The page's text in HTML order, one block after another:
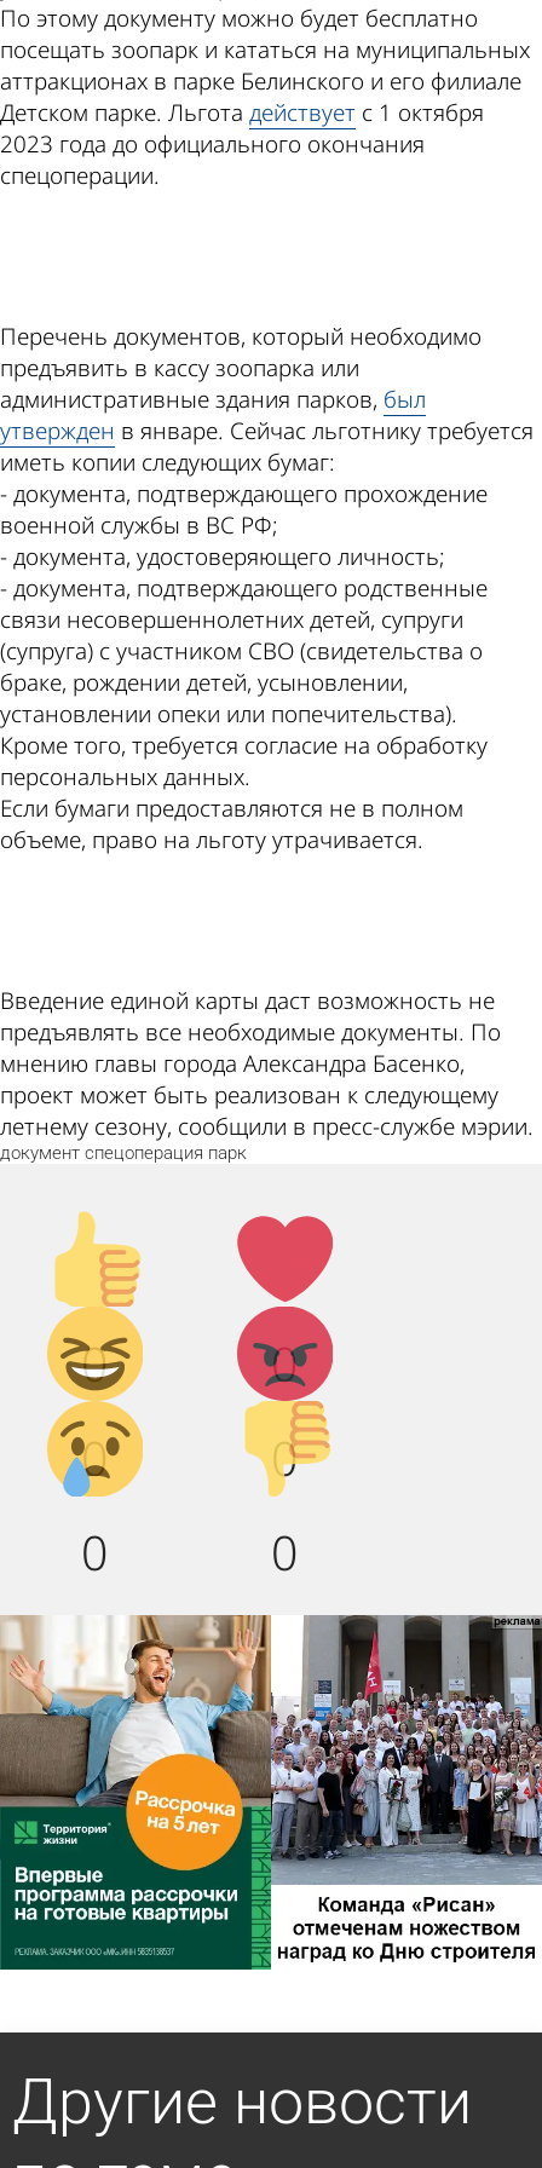
По этому документу можно будет бесплатно
посещать зоопарк и кататься на муниципальных
аттракционах в парке Белинского и его филиале
Детском парке. Льгота действует с 1 октября
2023 года до официального окончания
спецоперации.
Перечень документов, который необходимо
предъявить в кассу зоопарка или
административные здания парков, был
утвержден в январе. Сейчас льготнику требуется
иметь копии следующих бумаг:
- документа, подтверждающего прохождение
военной службы в ВС РФ;
- документа, удостоверяющего личность;
- документа, подтверждающего родственные
связи несовершеннолетних детей, супруги
(супруга) с участником СВО (свидетельства о
браке, рождении детей, усыновлении,
установлении опеки или попечительства).
Кроме того, требуется согласие на обработку
персональных данных.
Если бумаги предоставляются не в полном
объеме, право на льготу утрачивается.
Введение единой карты даст возможность не
предъявлять все необходимые документы. По
мнению главы города Александра Басенко,
проект может быть реализован к следующему
летнему сезону, сообщили в пресс-службе мэрии.
документ спецоперация парк
Палец
вверх!
0
Лайк!
0
Дикий
смех!
0
Агрессия!
0
Грусть :(
0
Палец
вниз!
0
Другие новости